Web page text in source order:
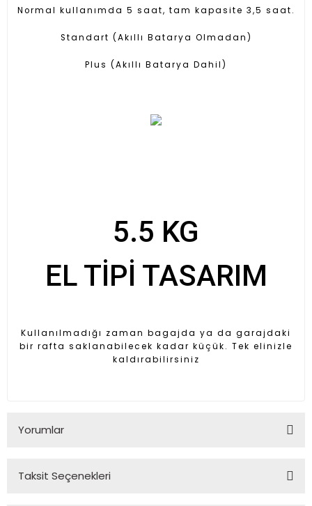
Normal kullanımda 5 saat, tam kapasite 3,5 saat.
Standart (Akıllı Batarya Olmadan)
Plus (Akıllı Batarya Dahil)
5.5 KG
EL TİPİ TASARIM
Kullanılmadığı zaman bagajda ya da garajdaki
bir rafta saklanabilecek kadar küçük. Tek elinizle
kaldırabilirsiniz
Yorumlar
Taksit Seçenekleri